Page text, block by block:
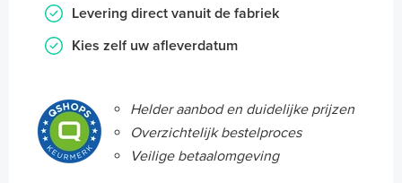
Levering direct vanuit de fabriek
Kies zelf uw afleverdatum
Helder aanbod en duidelijke prijzen
Overzichtelijk bestelproces
Veilige betaalomgeving